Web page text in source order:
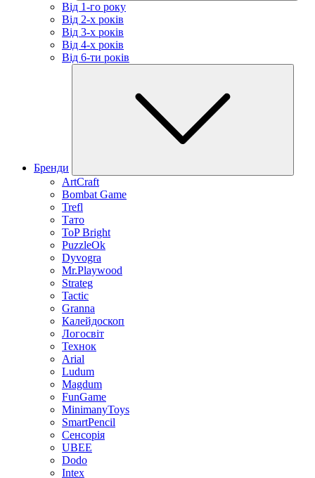
Від 1-го року
Від 2-х років
Від 3-х років
Від 4-х років
Від 6-ти років
Бренди
ArtCraft
Bombat Game
Trefl
Тато
ToP Bright
PuzzleOk
Dyvogra
Mr.Playwood
Strateg
Tactic
Granna
Калейдоскоп
Логосвіт
Технок
Arial
Ludum
Magdum
FunGame
MinimanyToys
SmartPencil
Сенсорія
UBEE
Dodo
Intex